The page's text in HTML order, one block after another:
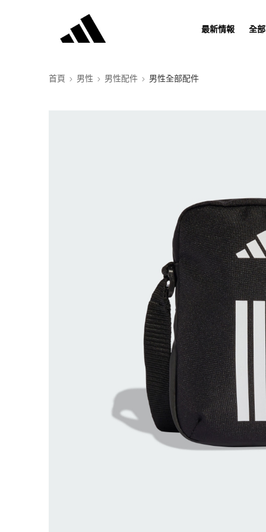
最新情報 全
首頁 男性 男性配件 男性全部配件